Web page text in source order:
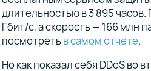
длительностью в 3 895
Гбит/с, а скорость — 166 млн
посмотретьв самом отчете.
Но как показал себя DDoS во